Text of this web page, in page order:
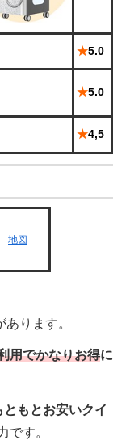
★5.0
★5.0
★4,5
地図
あります。
用でかなりお得に
ともとお安いクイ
です。